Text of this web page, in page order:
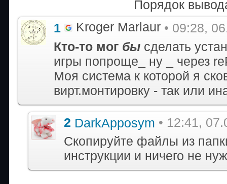
Порядок
1
Kroger Marlaur • 09:28,
Кто-то мог бы сделать
игры попроще_ ну _ через
Моя система к которой я
вирт.монтировку - так или
2 DarkApposym • 12:41,
Скопируйте файлы из
инструкции и ничего не